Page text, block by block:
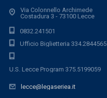
Via Colonnello Archimede
Costadura 3 - 73100 Lecce
0832.241501
Ufficio Biglietteria 334.2844565
U.S. Lecce Program 375.5199059
lecce@legaseriea.it